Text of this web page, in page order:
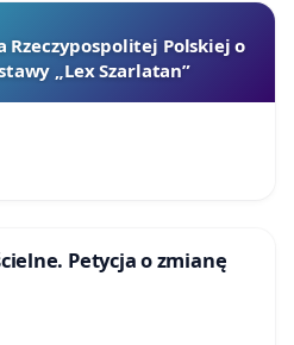
Rzeczypospolitej Polskiej o
„Lex Szarlatan”
Petycja o zmianę